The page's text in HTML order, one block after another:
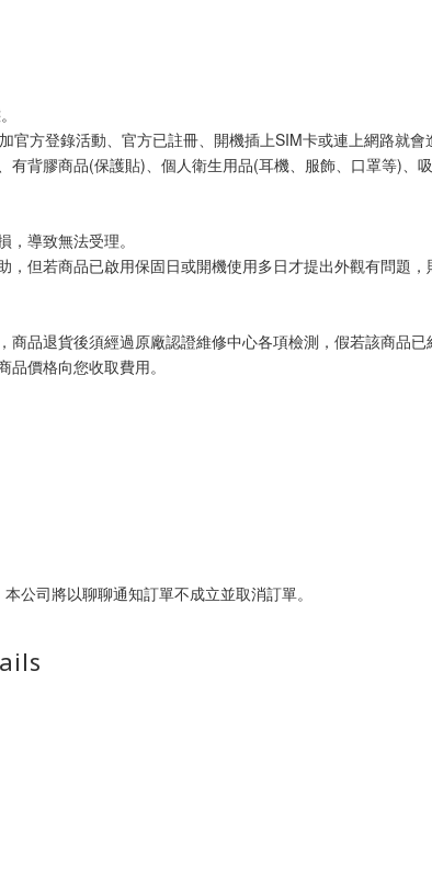
方登錄活動、官方已註冊、開機插上SIM卡或連上網路就
背膠商品(保護貼)、個人衛生用品(耳機、服飾、口罩等)、
導致無法受理。
但若商品已啟用保固日或開機使用多日才提出外觀有問題，
品退貨後須經過原廠認證維修中心各項檢測，假若該商品
價格向您收取費用。
公司將以聊聊通知訂單不成立並取消訂單。